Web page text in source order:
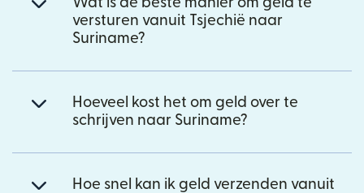
versturen vanuit Tsjechië naar
Suriname?
Hoeveel kost het om geld over te
schrijven naar Suriname?
Hoe snel kan ik geld verzenden vanuit